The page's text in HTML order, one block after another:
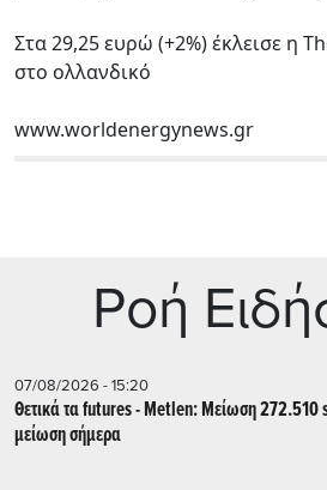
Στα 29,25 ευρώ (+2%) έκλεισε η
στο ολλανδικό
www.worldenergynews.gr
Ρoή
07/08/2026 - 15:20
Θετικά τα futures - Metlen: Μείωση
μείωση σήμερα